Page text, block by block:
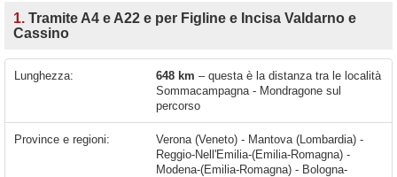
1. Tramite A4 e A22 e per Figline e Incisa Valdarno e
Cassino
Lunghezza: 648 km – questa è la distanza tra le località
Sommacampagna - Mondragone sul
percorso
Province e regioni:
Verona (Veneto) - Mantova (Lombardia) -
Reggio-Nell'Emilia-(Emilia-Romagna) -
Modena-(Emilia-Romagna) - Bologna-